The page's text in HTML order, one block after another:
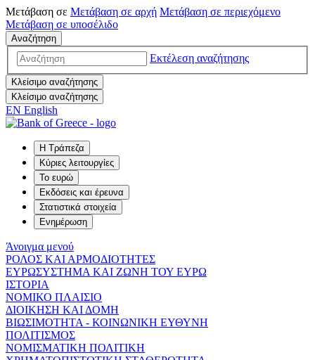
Μετάβαση σε Μετάβαση σε αρχή Μετάβαση σε περιεχόμενο
Μετάβαση σε υποσέλιδο
Αναζήτηση
Εκτέλεση αναζήτησης
Κλείσιμο αναζήτησης
Κλείσιμο αναζήτησης
EN English
Η Τράπεζα
Κύριες λειτουργίες
Το ευρώ
Εκδόσεις και έρευνα
Στατιστικά στοιχεία
Ενημέρωση
Άνοιγμα μενού
ΡΟΛΟΣ ΚΑΙ ΑΡΜΟΔΙΟΤΗΤΕΣ
ΕΥΡΩΣΥΣΤΗΜΑ ΚΑΙ ΖΩΝΗ ΤΟΥ ΕΥΡΩ
ΙΣΤΟΡΙΑ
ΝΟΜΙΚΟ ΠΛΑΙΣΙΟ
ΔΙΟΙΚΗΣΗ ΚΑΙ ΔΟΜΗ
ΒΙΩΣΙΜΟΤΗΤΑ - ΚΟΙΝΩΝΙΚΗ ΕΥΘΥΝΗ
ΠΟΛΙΤΙΣΜΟΣ
ΝΟΜΙΣΜΑΤΙΚΗ ΠΟΛΙΤΙΚΗ